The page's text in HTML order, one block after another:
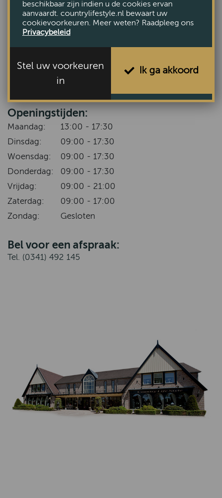
VERZENDEN
Kom langs in de winkel
Plan uw route
Openingstijden:
Maandag:
13:00 - 17:30
Dinsdag:
09:00 - 17:30
Woensdag:
09:00 - 17:30
Donderdag:
09:00 - 17:30
Vrijdag:
09:00 - 21:00
Zaterdag:
09:00 - 17:00
Zondag:
Gesloten
Bel voor een afspraak:
Tel. (0341) 492 145
beschikbaar zijn indien u de cookies ervan
aanvaardt. countrylifestyle.nl bewaart uw
cookievoorkeuren. Meer weten? Raadpleeg ons
Privacybeleid
Stel uw voorkeuren
in
Ik ga akkoord